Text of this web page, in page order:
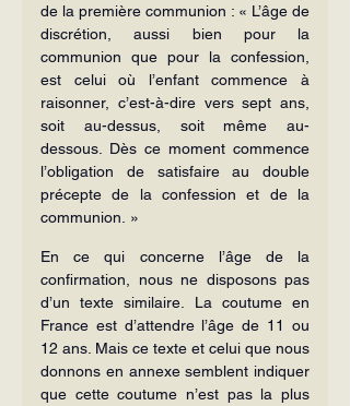
de la première communion : « L’âge de
discrétion, aussi bien pour la
communion que pour la confession,
est celui où l’enfant commence à
raisonner, c’est-à-dire vers sept ans,
soit au-dessus, soit même au-
dessous. Dès ce moment commence
l’obligation de satisfaire au double
précepte de la confession et de la
communion. »
En ce qui concerne l’âge de la
confirmation, nous ne disposons pas
d’un texte similaire. La coutume en
France est d’attendre l’âge de 11 ou
12 ans. Mais ce texte et celui que nous
donnons en annexe semblent indiquer
que cette coutume n’est pas la plus